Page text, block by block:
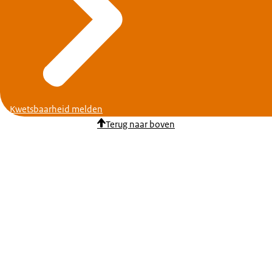
Kwetsbaarheid melden
Terug naar boven